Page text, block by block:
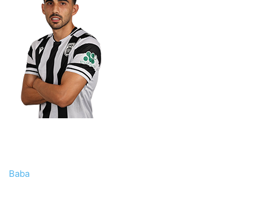
Baba